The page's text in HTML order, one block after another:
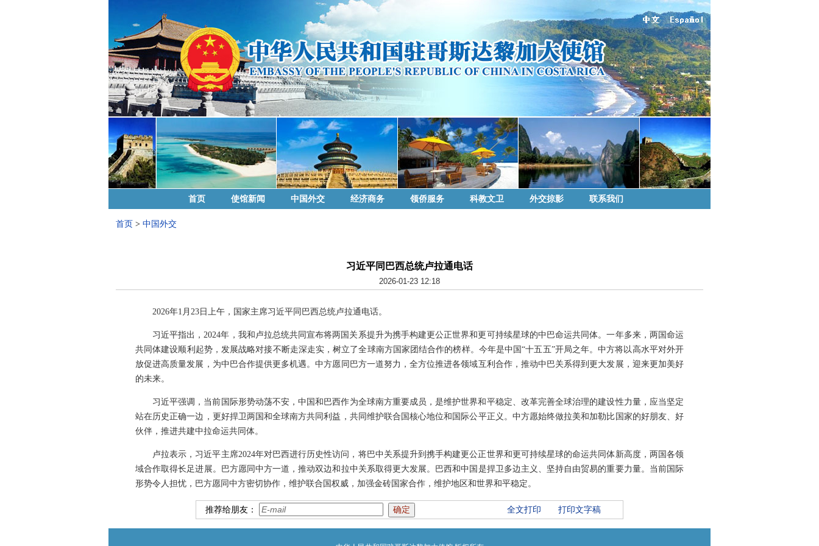
首页 使馆新闻 中国外交 经济商务 领侨服务 科教文卫 外交掠影 联系我们
首页 > 中国外交
习近平同巴西总统卢拉通电话
2026-01-23 12:18
2026年1月23日上午，国家主席习近平同巴西总统卢拉通电话。
习近平指出，2024年，我和卢拉总统共同宣布将两国关系提升为携手构建更公正世界和更可持续星球的中巴命运共同体。一年多来，两国命运
共同体建设顺利起势，发展战略对接不断走深走实，树立了全球南方国家团结合作的榜样。今年是中国“十五五”开局之年。中方将以高水平对外开
放促进高质量发展，为中巴合作提供更多机遇。中方愿同巴方一道努力，全方位推进各领域互利合作，推动中巴关系得到更大发展，迎来更加美好
的未来。
习近平强调，当前国际形势动荡不安，中国和巴西作为全球南方重要成员，是维护世界和平稳定、改革完善全球治理的建设性力量，应当坚定
站在历史正确一边，更好捍卫两国和全球南方共同利益，共同维护联合国核心地位和国际公平正义。中方愿始终做拉美和加勒比国家的好朋友、好
伙伴，推进共建中拉命运共同体。
卢拉表示，习近平主席2024年对巴西进行历史性访问，将巴中关系提升到携手构建更公正世界和更可持续星球的命运共同体新高度，两国各领
域合作取得长足进展。巴方愿同中方一道，推动双边和拉中关系取得更大发展。巴西和中国是捍卫多边主义、坚持自由贸易的重要力量。当前国际
形势令人担忧，巴方愿同中方密切协作，维护联合国权威，加强金砖国家合作，维护地区和世界和平稳定。
推荐给朋友： 全文打印 打印文字稿